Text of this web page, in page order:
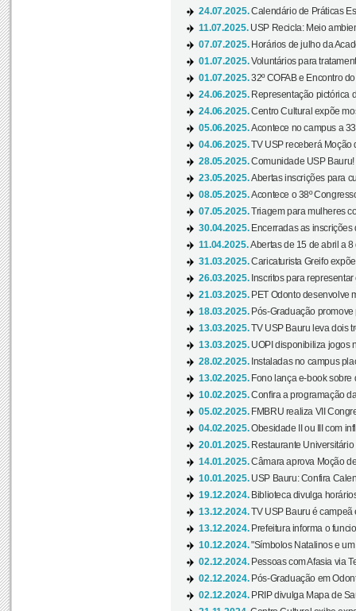
24.07.2025.Calendário de Práticas
11.07.2025. USP Recicla: Meio
07.07.2025. Horários de julho da
01.07.2025.Voluntários para
01.07.2025.32º COFAB e Encontro
24.06.2025. Representação pictórica
24.06.2025.Centro Cultural expõe
05.06.2025.Acontece no campus a
04.06.2025.TV USP receberá Moção
28.05.2025.Comunidade USP Bauru!
23.05.2025.Abertas inscrições para
08.05.2025.Acontece o 38º
07.05.2025.Triagem para mulheres
30.04.2025. Encerradas as inscrições
11.04.2025.Abertas de 15 de abril a
31.03.2025.Caricaturista Greifo
26.03.2025. Inscritos para
21.03.2025. PET Odonto desenvolve
18.03.2025. Pós-Graduação
13.03.2025.TV USP Bauru leva dois
13.03.2025. UOPI disponibiliza jogos
28.02.2025. Instaladas no campus
13.02.2025. Fono lança e-book sobre
10.02.2025.Confira a programação
05.02.2025. FMBRU realiza VII
04.02.2025.Obesidade II ou III com
20.01.2025. Restaurante
14.01.2025.Câmara aprova Moção
10.01.2025. USP Bauru: Confira
19.12.2024. Biblioteca divulga
13.12.2024.TV USP Bauru é campeã
13.12.2024. Prefeitura informa o
10.12.2024."Símbolos Natalinos e
02.12.2024. Pessoas com Afasia via
02.12.2024. Pós-Graduação em
02.12.2024. PRIP divulga Mapa de